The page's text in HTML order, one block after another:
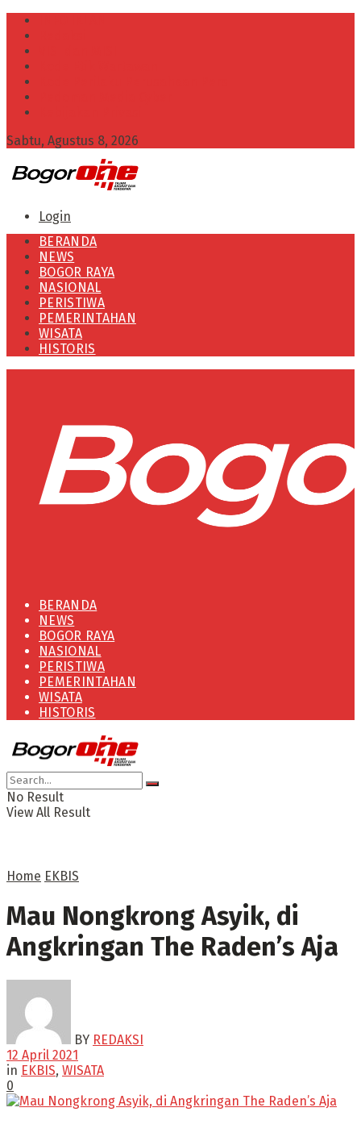
Sabtu, Agustus 8, 2026
Login
BERANDA
NEWS
BOGOR RAYA
NASIONAL
PERISTIWA
PEMERINTAHAN
WISATA
HISTORIS
BERANDA
NEWS
BOGOR RAYA
NASIONAL
PERISTIWA
PEMERINTAHAN
WISATA
HISTORIS
No Result
View All Result
Home EKBIS
Mau Nongkrong Asyik, di
Angkringan The Raden’s Aja
BY REDAKSI
12 April 2021
in EKBIS, WISATA
0